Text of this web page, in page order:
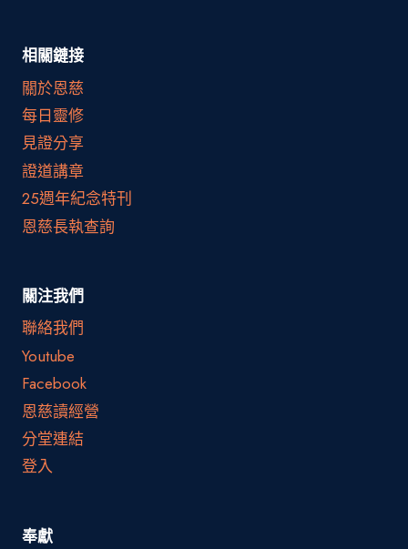
相關鏈接
關於恩慈
每日靈修
見證分享
證道講章
25週年紀念特刊
恩慈長執查詢
關注我們
聯絡我們
Youtube
Facebook
恩慈讀經營
分堂連結
登入
奉獻